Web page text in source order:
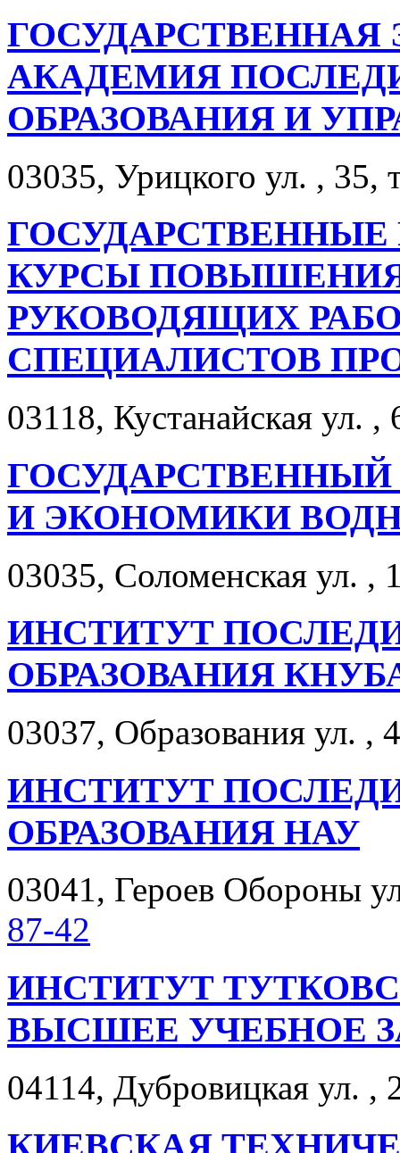
ГОСУДАРСТВЕННАЯ
АКАДЕМИЯ
ОБРАЗОВАНИЯ И
03035, Урицкого ул. , 35,
КУРСЫ
РУКОВОДЯЩИХ
СПЕЦИАЛИСТОВ
03118, Кустанайская ул. ,
И ЭКОНОМИКИ
03035, Соломенская ул. ,
ИНСТИТУТ
ОБРАЗОВАНИЯ
03037, Образования ул. ,
ИНСТИТУТ
ОБРАЗОВАНИЯ НАУ
03041, Героев Обороны
87-42
ИНСТИТУТ
ВЫСШЕЕ УЧЕБНОЕ
04114, Дубровицкая ул. ,